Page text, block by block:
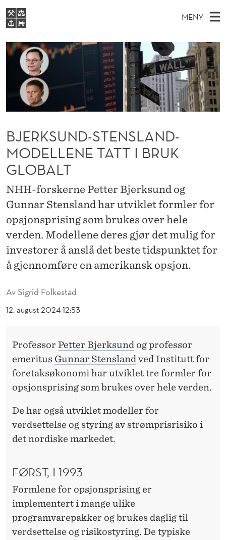
B
J
E
N
D
S
T
E
N
S
L
A
MENY
O
M
N
Y
FOR STUDENTER
VIDEREUTDANNING
BIBLIOTEKET
S
Ø
K
E
T
Forsiden
Studier
Om NHH
Alumni
AvSigrid Folkestad
12. august 2024 12:53
BJERKSUND-STENSLAND-
MODELLENE TATT I BRUK
GLOBALT
NHH-forskerne Petter Bjerksund og
Gunnar Stensland har utviklet formler for
opsjonsprising som brukes over hele
verden. Modellene deres gjør det mulig for
investorer å anslå det beste tidspunktet for
å gjennomføre en amerikansk opsjon.
Professor Petter Bjerksund og professor
emeritus Gunnar Stensland ved Institutt for
foretaksøkonomi har utviklet tre formler for
opsjonsprising som brukes over hele verden.
De har også utviklet modeller for
verdsettelse og styring av strømprisrisiko i
det nordiske markedet.
FØRST, I 1993
Formlene for opsjonsprising er
implementert i mange ulike
programvarepakker og brukes daglig til
verdsettelse og risikostyring. De typiske